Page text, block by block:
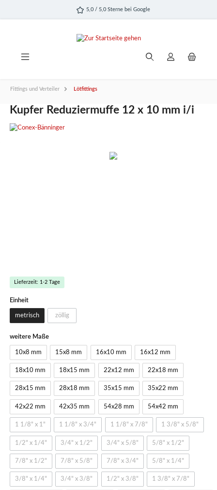
5,0 / 5,0 Sterne bei Google
Fittings und Verteiler Lötfittings
Kupfer Reduziermuffe 12 x 10 mm i/i
Lieferzeit: 1-2 Tage
Einheit
metrisch zöllig
weitere Maße
10x8 mm 15x8 mm 16x10 mm 16x12 mm
18x10 mm 18x15 mm 22x12 mm 22x18 mm
28x15 mm 28x18 mm 35x15 mm 35x22 mm
42x22 mm 42x35 mm 54x28 mm 54x42 mm
1 1/8" x 1" 1 1/8" x 3/4" 1 1/8" x 7/8" 1 3/8" x 5/8"
1/2" x 1/4" 3/4" x 1/2" 3/4" x 5/8" 5/8" x 1/2"
7/8" x 1/2" 7/8" x 5/8" 7/8" x 3/4" 5/8" x 1/4"
3/8" x 1/4" 3/4" x 3/8" 1/2" x 3/8" 1 3/8" x 7/8"